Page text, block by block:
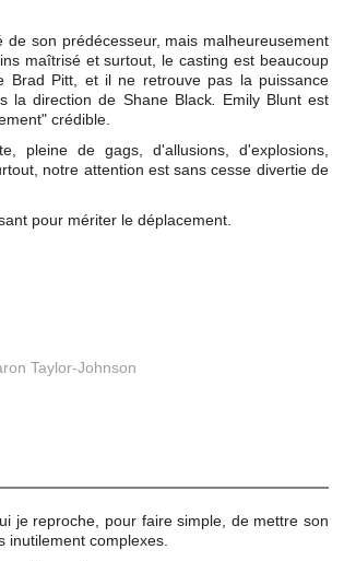
son prédécesseur, mais malheureusement
maîtrisé et surtout, le casting est beaucoup
Brad Pitt, et il ne retrouve pas la puissance
la direction de Shane Black. Emily Blunt est
crédible.
pleine de gags, d'allusions, d'explosions,
notre attention est sans cesse divertie de
pour mériter le déplacement.
Taylor-Johnson
je reproche, pour faire simple, de mettre son
complexes.